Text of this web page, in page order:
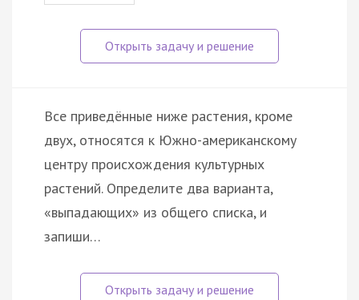
Все приведённые ниже растения, кроме
двух, относятся к Южно-американскому
центру происхождения культурных
растений. Определите два варианта,
«выпадающих» из общего списка, и
запиши…